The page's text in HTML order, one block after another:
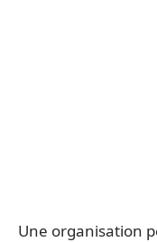
Une organisation